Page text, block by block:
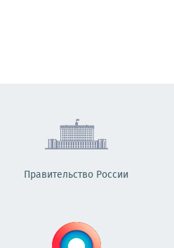
Правительство России